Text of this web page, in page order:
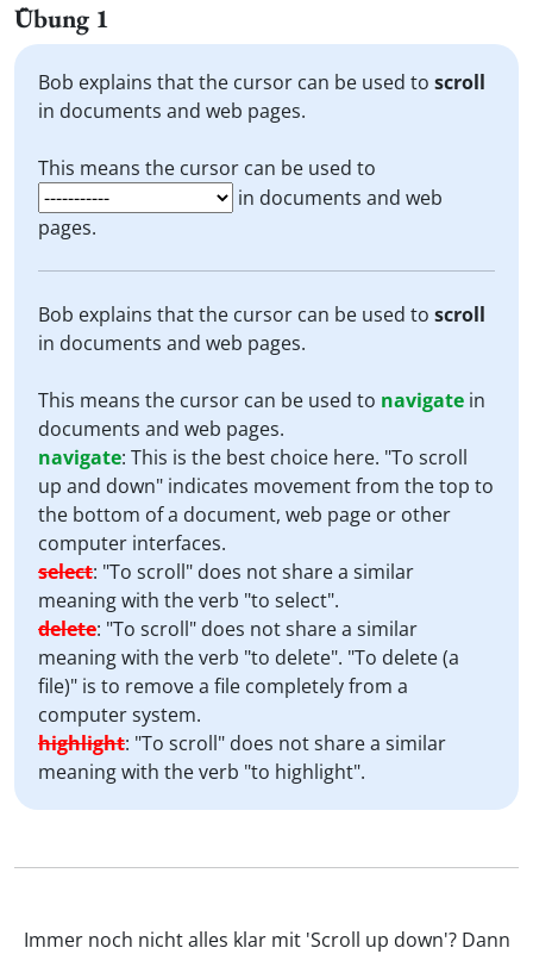
Übung 1
Bob explains that the cursor can be used to scroll
in documents and web pages.
This means the cursor can be used to
in documents and web
pages.
Bob explains that the cursor can be used to scroll
in documents and web pages.
This means the cursor can be used to navigate in
documents and web pages.
navigate: This is the best choice here. "To scroll
up and down" indicates movement from the top to
the bottom of a document, web page or other
computer interfaces.
select: "To scroll" does not share a similar
meaning with the verb "to select".
delete: "To scroll" does not share a similar
meaning with the verb "to delete". "To delete (a
file)" is to remove a file completely from a
computer system.
highlight: "To scroll" does not share a similar
meaning with the verb "to highlight".
Immer noch nicht alles klar mit 'Scroll up down'? Dann